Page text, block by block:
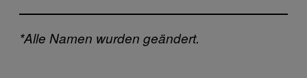
*Alle Namen wurden geändert.